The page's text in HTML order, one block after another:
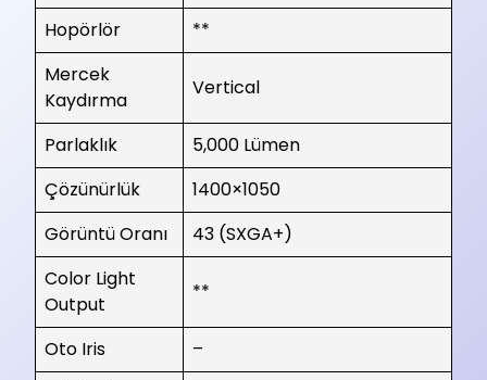
Hopörlör
**
Mercek
Kaydırma
Vertical
Parlaklık
5,000 Lümen
Çözünürlük
1400×1050
Görüntü Oranı
43 (SXGA+)
Color Light
Output
**
Oto Iris
–